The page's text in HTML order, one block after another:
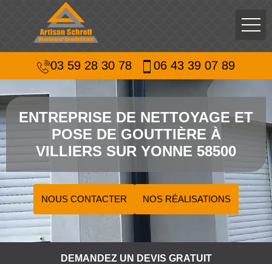
03 59 28 30 78 06 43 39 07 89
ENTREPRISE DE NETTOYAGE ET
POSE DE GOUTTIÈRE À
VILLIERS SUR YONNE 58500
NOUS CONTACTER NOS RÉALISATIONS
DEMANDEZ UN DEVIS GRATUIT